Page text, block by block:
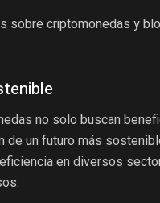
sobre criptomonedas y
no solo buscan
un futuro más
en diversos